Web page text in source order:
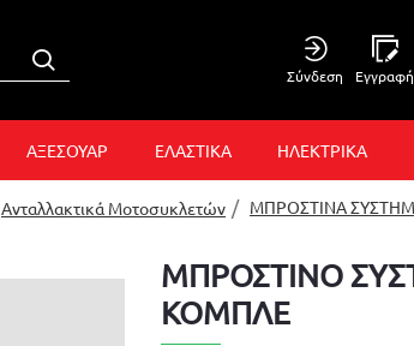
Σύνδεση Εγγραφή
ΑΞΕΣΟΥΑΡ ΕΛΑΣΤΙΚΑ ΗΛΕΚΤΡΙΚΑ
Ανταλλακτικά Μοτοσυκλετών ΜΠΡΟΣΤΙΝΑ
ΜΠΡΟΣΤΙΝΟ
ΚΟΜΠΛΕ